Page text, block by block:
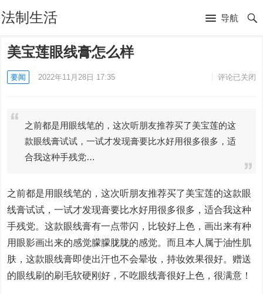
法制生活 导航
美宝莲眼线膏怎么样
要闻 2022年11月28日 17:35 评论已关闭
之前都是用眼线笔的，这次听朋友推荐买了美宝莲的这
款眼线膏试试，一试才发现膏要比水好用很多很多，适
合我这种手残党…
之前都是用眼线笔的，这次听朋友推荐买了美宝莲的这款眼
线膏试试，一试才发现膏要比水好用很多很多，适合我这种
手残党。这款眼线膏有一点带闪，比较好上色，画出来有种
用眼影画出来的感觉朦朦胧胧的感觉。而且本人属于油性肌
肤，这款眼线膏即使出汗也不会晕妆，持妆效果很好。赠送
的眼线刷的刷毛软硬刚好，不吃眼线膏很好上色，很满意！